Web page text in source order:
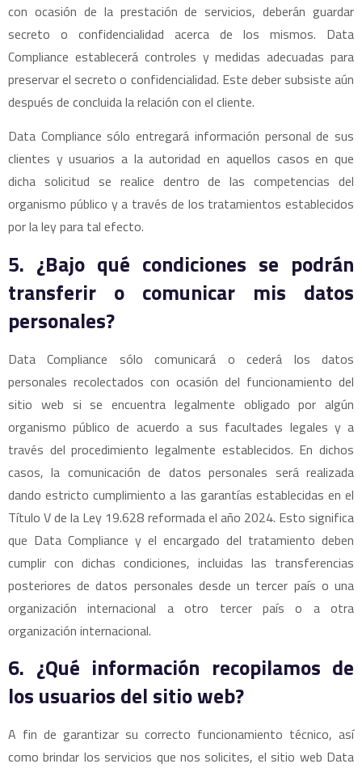
con ocasión de la prestación de servicios, deberán guardar
secreto o confidencialidad acerca de los mismos. Data
Compliance establecerá controles y medidas adecuadas para
preservar el secreto o confidencialidad. Este deber subsiste aún
después de concluida la relación con el cliente.
Data Compliance sólo entregará información personal de sus
clientes y usuarios a la autoridad en aquellos casos en que
dicha solicitud se realice dentro de las competencias del
organismo público y a través de los tratamientos establecidos
por la ley para tal efecto.
5. ¿Bajo qué condiciones se podrán
transferir o comunicar mis datos
personales?
Data Compliance sólo comunicará o cederá los datos
personales recolectados con ocasión del funcionamiento del
sitio web si se encuentra legalmente obligado por algún
organismo público de acuerdo a sus facultades legales y a
través del procedimiento legalmente establecidos. En dichos
casos, la comunicación de datos personales será realizada
dando estricto cumplimiento a las garantías establecidas en el
Título V de la Ley 19.628 reformada el año 2024. Esto significa
que Data Compliance y el encargado del tratamiento deben
cumplir con dichas condiciones, incluidas las transferencias
posteriores de datos personales desde un tercer país o una
organización internacional a otro tercer país o a otra
organización internacional.
6. ¿Qué información recopilamos de
los usuarios del sitio web?
A fin de garantizar su correcto funcionamiento técnico, así
como brindar los servicios que nos solicites, el sitio web Data